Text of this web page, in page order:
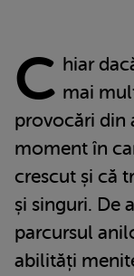
C hiar
mai
provocări din
moment în
crescut și că
și singuri. De
parcursul
abilități